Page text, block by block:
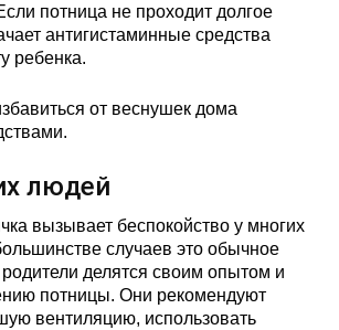
потница не проходит долгое
антигистаминные средства
ребенка.
от веснушек дома
людей
вызывает беспокойство у многих
случаев это обычное
делятся своим опытом и
потницы. Они рекомендуют
вентиляцию, использовать